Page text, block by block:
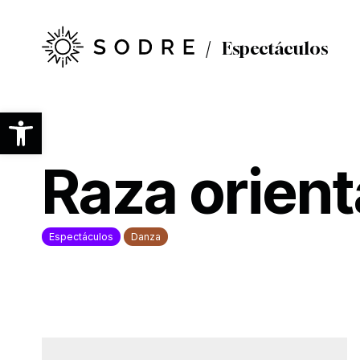
Abrir barra de herramientas
contenido
principal
Espectáculos
Raza
Espectáculos Danza